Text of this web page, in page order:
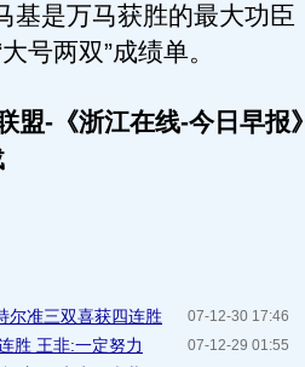
基是万马获胜的最大功臣
号两双”成绩单。
盟-《浙江在线-今日早报
07-12-30 17:46
尔准三双喜获四连胜
07-12-29 01:55
胜 王非:一定努力